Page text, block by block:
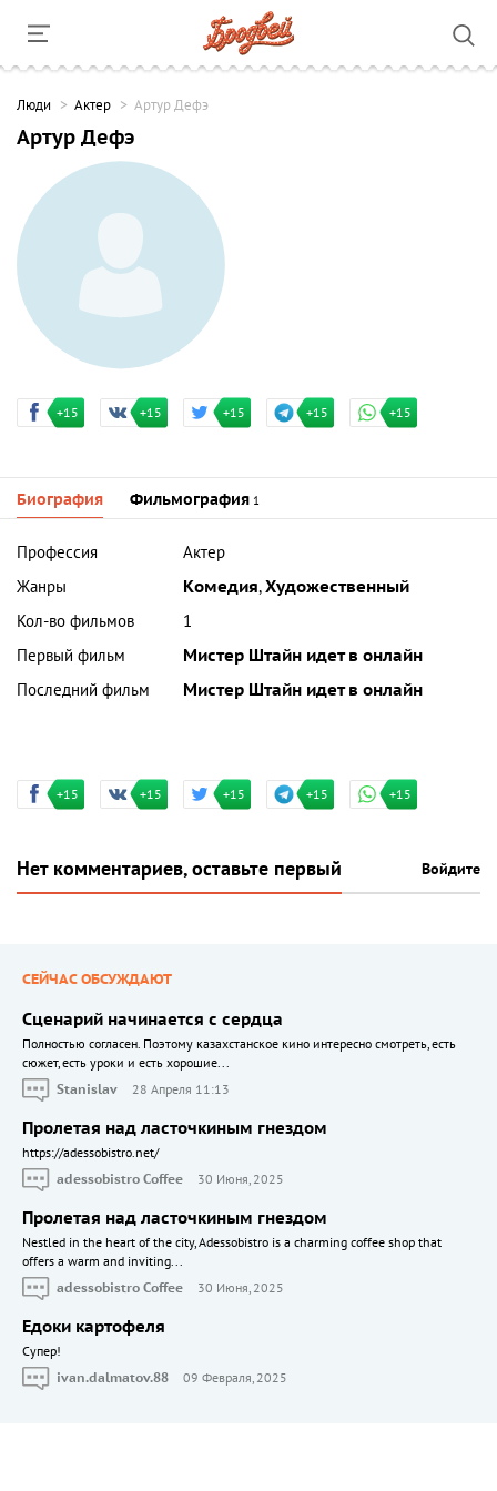
Люди Актер Артур Дефэ
Артур Дефэ
+15 +15 +15 +15 +15
Биография Фильмография 1
Профессия
Актер
Жанры
Комедия,Художественный
Кол-во фильмов
1
Первый фильм
Мистер Штайн идет в онлайн
Последний фильм
Мистер Штайн идет в онлайн
+15 +15 +15 +15 +15
Нет комментариев, оставьте первый Войдите
СЕЙЧАС ОБСУЖДАЮТ
Сценарий начинается с сердца
Полностью согласен. Поэтому казахстанское кино интересно смотреть, есть
сюжет, есть уроки и есть хорошие...
Stanislav
28 Апреля 11:13
Пролетая над ласточкиным гнездом
https://adessobistro.net/
adessobistro Coffee
30 Июня, 2025
Пролетая над ласточкиным гнездом
Nestled in the heart of the city, Adessobistro is a charming coffee shop that
offers a warm and inviting...
adessobistro Coffee
30 Июня, 2025
Едоки картофеля
Cупер!
ivan.dalmatov.88
09 Февраля, 2025